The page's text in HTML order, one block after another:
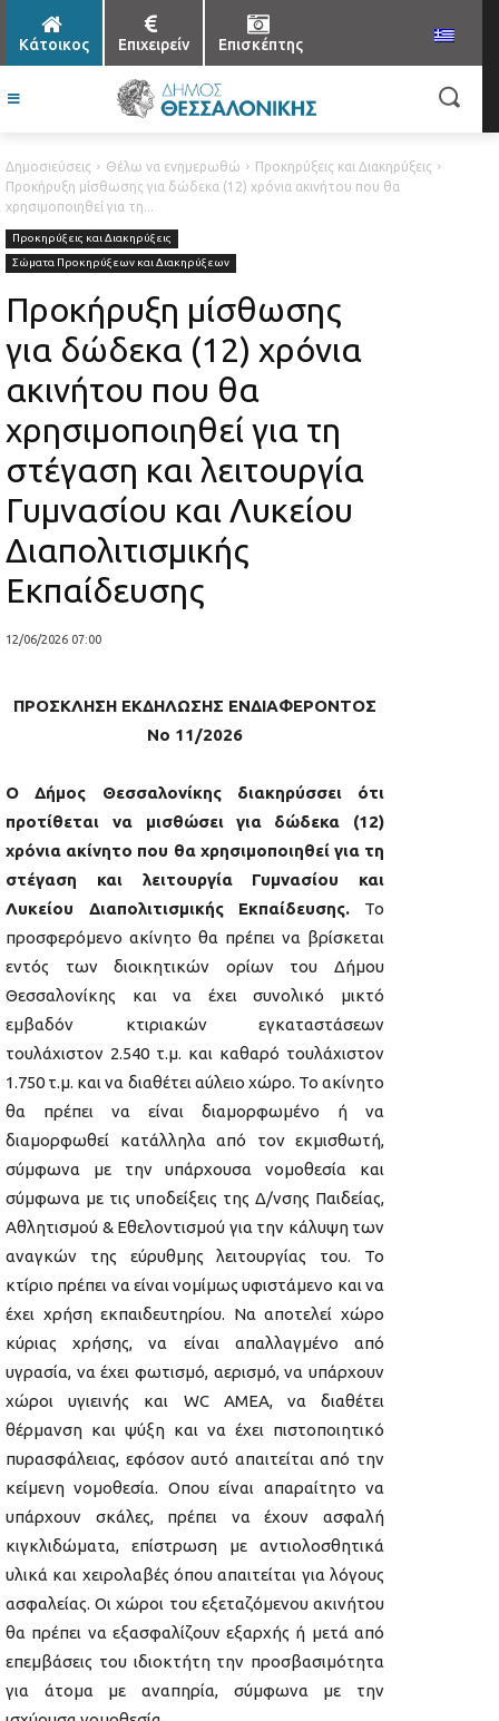
Κάτοικος Επιχειρείν Επισκέπτης
Δημοσιεύσεις Θέλω να ενημερωθώ
Προκηρύξεις και Διακηρύξεις
Προκήρυξη μίσθωσης για δώδεκα (12) χρόνια ακινήτου που θα
χρησιμοποιηθεί για τη...
Προκηρύξεις και Διακηρύξεις
Σώματα Προκηρύξεων και Διακηρύξεων
Προκήρυξη μίσθωσης
για δώδεκα (12) χρόνια
ακινήτου που θα
χρησιμοποιηθεί για τη
στέγαση και λειτουργία
Γυμνασίου και Λυκείου
Διαπολιτισμικής
Εκπαίδευσης
12/06/2026 07:00
ΠΡΟΣΚΛΗΣΗ ΕΚΔΗΛΩΣΗΣ ΕΝΔΙΑΦΕΡΟΝΤΟΣ
Νο 11/2026
Ο Δήμος Θεσσαλονίκης διακηρύσσει ότι
προτίθεται να μισθώσει για
δώδεκα (12)
χρόνια ακίνητο που θα χρησιμοποιηθεί για τη
στέγαση και λειτουργία Γυμνασίου και
Λυκείου Διαπολιτισμικής Εκπαίδευσης. Το
προσφερόμενο ακίνητο θα πρέπει να βρίσκεται
εντός των διοικητικών ορίων του Δήμου
Θεσσαλονίκης και να έχει συνολικό μικτό
εμβαδόν κτιριακών εγκαταστάσεων
τουλάχιστον 2.540 τ.μ. και καθαρό τουλάχιστον
1.750 τ.μ. και να διαθέτει αύλειο χώρο. Το ακίνητο
θα πρέπει να είναι διαμορφωμένο ή να
διαμορφωθεί κατάλληλα από τον εκμισθωτή,
σύμφωνα με την υπάρχουσα νομοθεσία και
σύμφωνα με τις υποδείξεις της Δ/νσης Παιδείας,
Αθλητισμού & Εθελοντισμού για την κάλυψη των
αναγκών της εύρυθμης λειτουργίας του. Το
κτίριο πρέπει να είναι νομίμως υφιστάμενο και να
έχει χρήση εκπαιδευτηρίου. Να αποτελεί χώρο
κύριας χρήσης, να είναι απαλλαγμένο από
υγρασία, να έχει φωτισμό, αερισμό, να υπάρχουν
χώροι υγιεινής και WC ΑΜΕΑ, να διαθέτει
θέρμανση και ψύξη και να έχει πιστοποιητικό
πυρασφάλειας, εφόσον αυτό απαιτείται από την
κείμενη νομοθεσία. Oπου είναι απαραίτητο να
υπάρχουν σκάλες, πρέπει να έχουν ασφαλή
κιγκλιδώματα, επίστρωση με αντιολοσθητικά
υλικά και χειρολαβές όπου απαιτείται για λόγους
ασφαλείας. Οι χώροι του εξεταζόμενου ακινήτου
θα πρέπει να εξασφαλίζουν εξαρχής ή μετά από
επεμβάσεις του ιδιοκτήτη την προσβασιμότητα
για άτομα με αναπηρία, σύμφωνα με την